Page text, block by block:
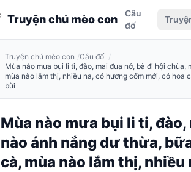
Truyện chú mèo con
Câu
đố
Truyện chú mèo con Câu đố
Mùa nào mưa bụi li ti, đào, mai đua nở, bà đi hội
mùa nào lắm thị, nhiều na, có hương cốm mới, có
bùi
Mùa nào mưa bụi li ti,
nào ánh nắng dư thừa,
cà, mùa nào lắm thị,